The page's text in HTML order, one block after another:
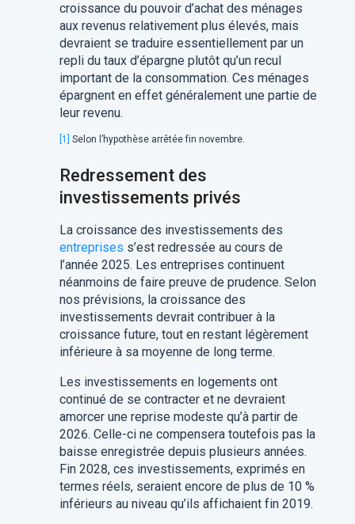
croissance du pouvoir d’achat des ménages
aux revenus relativement plus élevés, mais
devraient se traduire essentiellement par un
repli du taux d’épargne plutôt qu’un recul
important de la consommation. Ces ménages
épargnent en effet généralement une partie de
leur revenu.
[1] Selon l’hypothèse arrêtée fin novembre.
Redressement des
investissements privés
La croissance des investissements des
entreprises s’est redressée au cours de
l’année 2025. Les entreprises continuent
néanmoins de faire preuve de prudence. Selon
nos prévisions, la croissance des
investissements devrait contribuer à la
croissance future, tout en restant légèrement
inférieure à sa moyenne de long terme.
Les investissements en logements ont
continué de se contracter et ne devraient
amorcer une reprise modeste qu’à partir de
2026. Celle-ci ne compensera toutefois pas la
baisse enregistrée depuis plusieurs années.
Fin 2028, ces investissements, exprimés en
termes réels, seraient encore de plus de 10 %
inférieurs au niveau qu’ils affichaient fin 2019.